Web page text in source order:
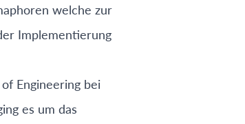
welche zur
Implementierung
Engineering bei
es um das